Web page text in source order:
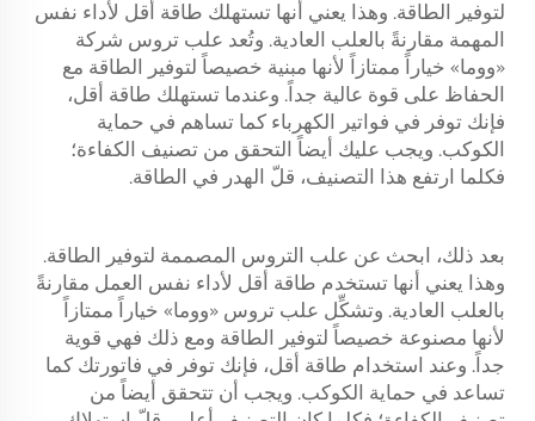
لتوفير الطاقة. وهذا يعني أنها تستهلك طاقة أقل لأداء نفس
المهمة مقارنةً بالعلب العادية. وتُعد علب تروس شركة
«ووما» خياراً ممتازاً لأنها مبنية خصيصاً لتوفير الطاقة مع
الحفاظ على قوة عالية جداً. وعندما تستهلك طاقة أقل،
فإنك توفر في فواتير الكهرباء كما تساهم في حماية
الكوكب. ويجب عليك أيضاً التحقق من تصنيف الكفاءة؛
فكلما ارتفع هذا التصنيف، قلّ الهدر في الطاقة.
بعد ذلك، ابحث عن علب التروس المصممة لتوفير الطاقة.
وهذا يعني أنها تستخدم طاقة أقل لأداء نفس العمل مقارنةً
بالعلب العادية. وتشكِّل علب تروس «ووما» خياراً ممتازاً
لأنها مصنوعة خصيصاً لتوفير الطاقة ومع ذلك فهي قوية
جداً. وعند استخدام طاقة أقل، فإنك توفر في فاتورتك كما
تساعد في حماية الكوكب. ويجب أن تتحقق أيضاً من